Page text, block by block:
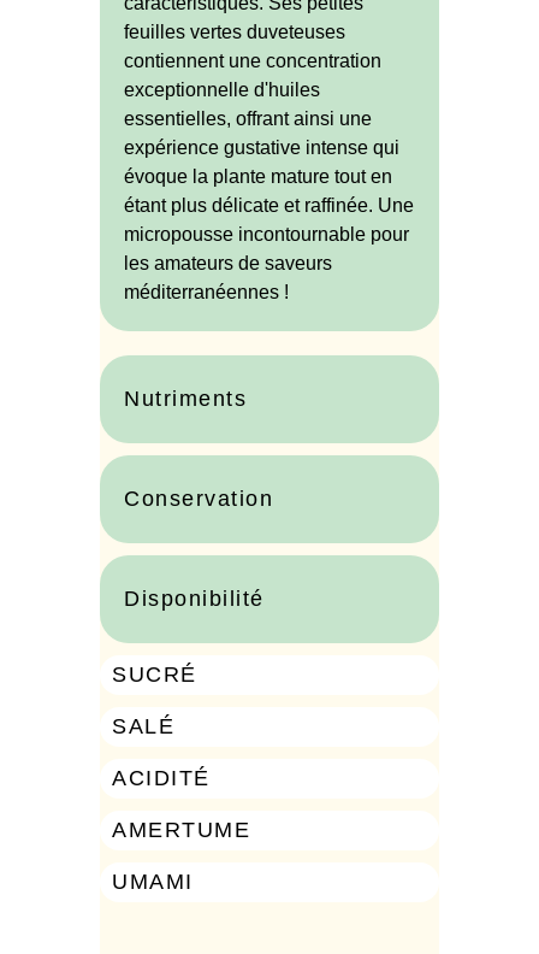
feuilles vertes duveteuses
contiennent une concentration
exceptionnelle d'huiles
essentielles, offrant ainsi une
expérience gustative intense qui
évoque la plante mature tout en
étant plus délicate et raffinée. Une
micropousse incontournable pour
les amateurs de saveurs
méditerranéennes !
Nutriments
Conservation
Disponibilité
SUCRÉ
SALÉ
ACIDITÉ
AMERTUME
UMAMI